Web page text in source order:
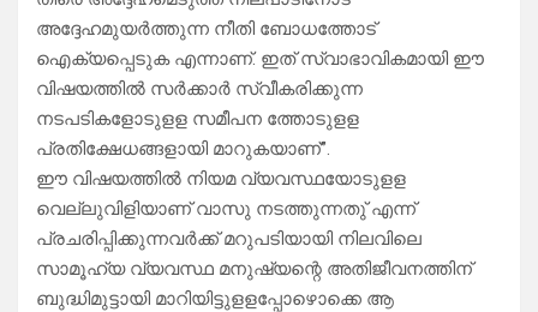
അദ്ദേഹമുയർത്തുന്ന നീതി ബോധത്തോട്
ഐക്യപ്പെടുക എന്നാണ്. ഇത് സ്വാഭാവികമായി ഈ
വിഷയത്തിൽ സർക്കാർ സ്വീകരിക്കുന്ന
നടപടികളോടുളള സമീപന ത്തോടുളള
പ്രതിക്ഷേധങ്ങളായി മാറുകയാണ്”.
ഈ വിഷയത്തിൽ നിയമ വ്യവസ്ഥയോടുളള
വെല്ലുവിളിയാണ് വാസു നടത്തുന്നതു് എന്ന്
പ്രചരിപ്പിക്കുന്നവർക്ക് മറുപടിയായി നിലവിലെ
സാമൂഹ്യ വ്യവസ്ഥ മനുഷ്യന്റെ അതിജീവനത്തിന്
ബുദ്ധിമുട്ടായി മാറിയിട്ടുളളപ്പോഴൊക്കെ ആ